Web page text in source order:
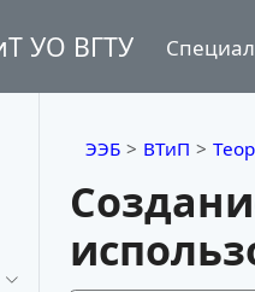
УО ВГТУ
ЭЭБ ВТиП